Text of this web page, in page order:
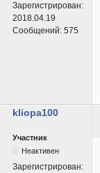
Зарегистрирован:
2018.04.19
Сообщений: 575
kliopa100
Участник
Неактивен
Зарегистрирован: